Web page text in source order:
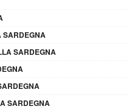
SARDEGNA
SARDEGNA
SARDEGNA